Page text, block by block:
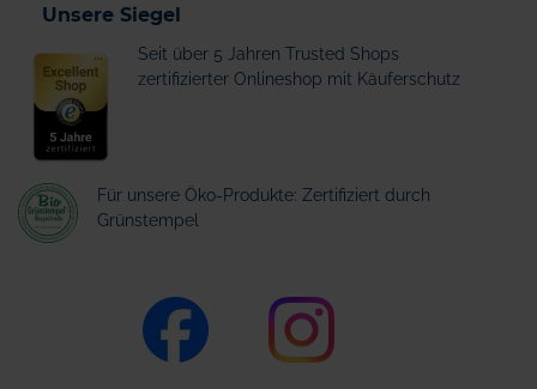
Unsere Siegel
Seit über 5 Jahren Trusted Shops
zertifizierter Onlineshop mit Käuferschutz
Für unsere Öko-Produkte: Zertifiziert durch
Grünstempel